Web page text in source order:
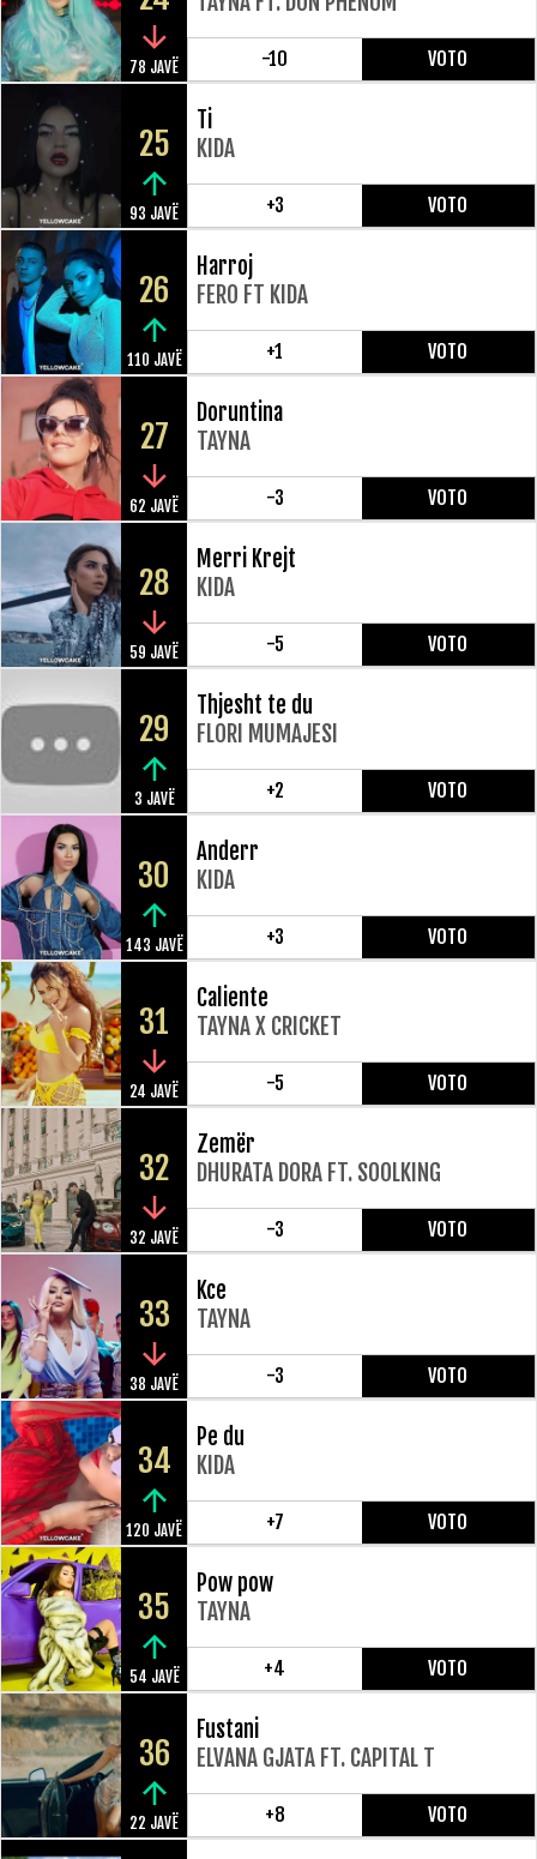
78 JAVË -10 VOTO
25
93 JAVË
Ti
KIDA
+3 VOTO
26
110 JAVË
Harroj
FERO FT KIDA
+1 VOTO
27
62 JAVË
Doruntina
TAYNA
-3 VOTO
28
59 JAVË
Merri Krejt
KIDA
-5 VOTO
29
3 JAVË
Thjesht te du
FLORI MUMAJESI
+2 VOTO
30
143 JAVË
Anderr
KIDA
+3 VOTO
31
24 JAVË
Caliente
TAYNA X CRICKET
-5 VOTO
32
32 JAVË
Zemër
DHURATA DORA FT. SOOLKING
-3 VOTO
33
38 JAVË
Kce
TAYNA
-3 VOTO
34
120 JAVË
Pe du
KIDA
+7 VOTO
35
54 JAVË
Pow pow
TAYNA
+4 VOTO
36
22 JAVË
Fustani
ELVANA GJATA FT. CAPITAL T
+8 VOTO